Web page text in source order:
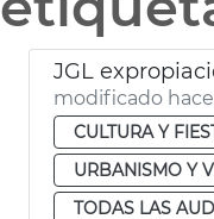
modificado hace
CULTURA Y
URBANISMO Y
TODAS LAS